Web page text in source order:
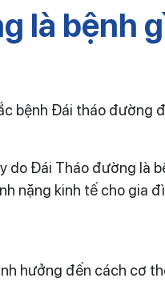
là bệnh
bệnh Đái tháo đường
do Đái Tháo đường là
nặng kinh tế cho gia
hưởng đến cách cơ